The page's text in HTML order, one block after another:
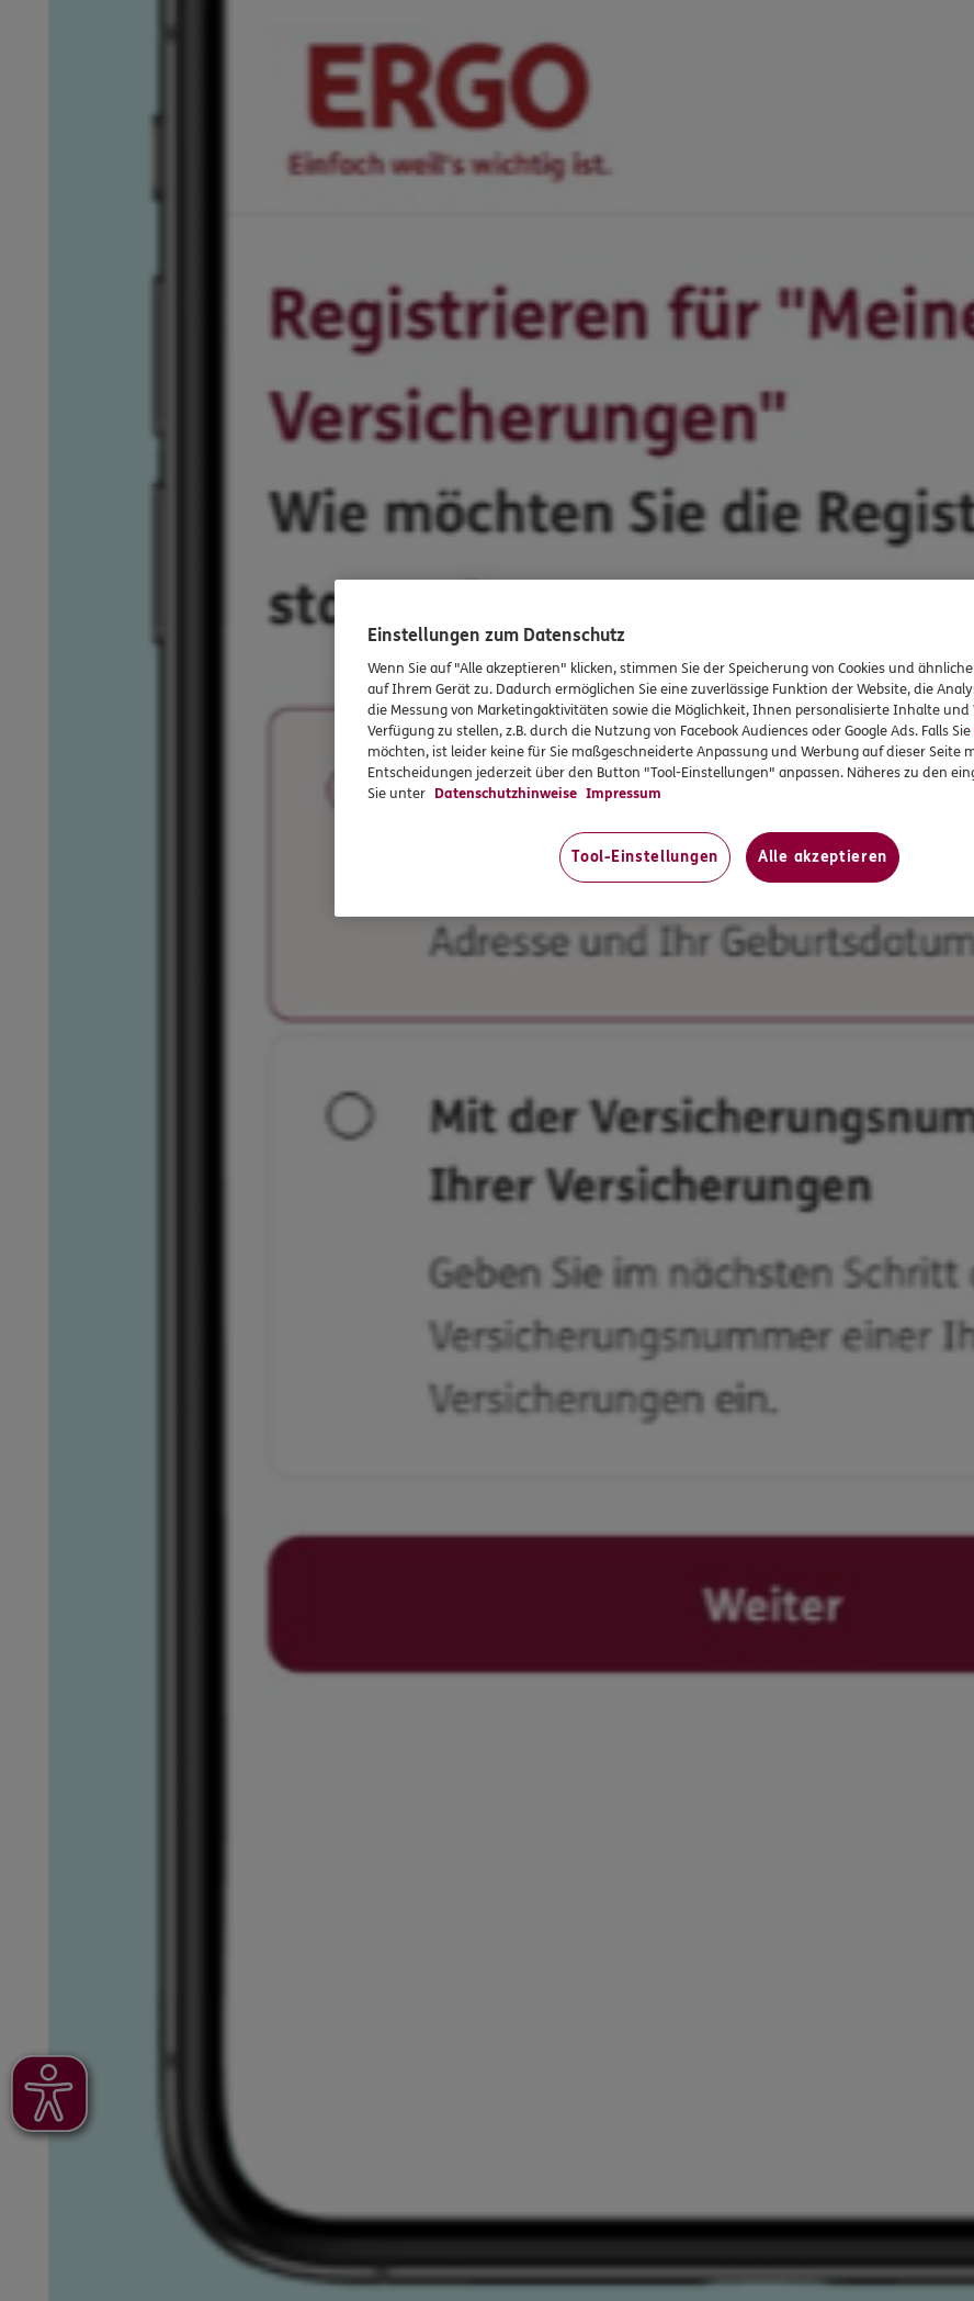
Einstellungen zum Datenschutz
Wenn Sie auf "Alle akzeptieren" klicken, stimmen Sie der Speicherung von Cookies und
auf Ihrem Gerät zu. Dadurch ermöglichen Sie eine zuverlässige Funktion der Website, die
die Messung von Marketingaktivitäten sowie die Möglichkeit, Ihnen personalisierte Inhalte und
Verfügung zu stellen, z.B. durch die Nutzung von Facebook Audiences oder Google Ads. Falls Sie
möchten, ist leider keine für Sie maßgeschneiderte Anpassung und Werbung auf dieser Seite
Entscheidungen jederzeit über den Button "Tool-Einstellungen" anpassen. Näheres zu den
Sie unter Datenschutzhinweise Impressum
Tool-Einstellungen Alle akzeptieren